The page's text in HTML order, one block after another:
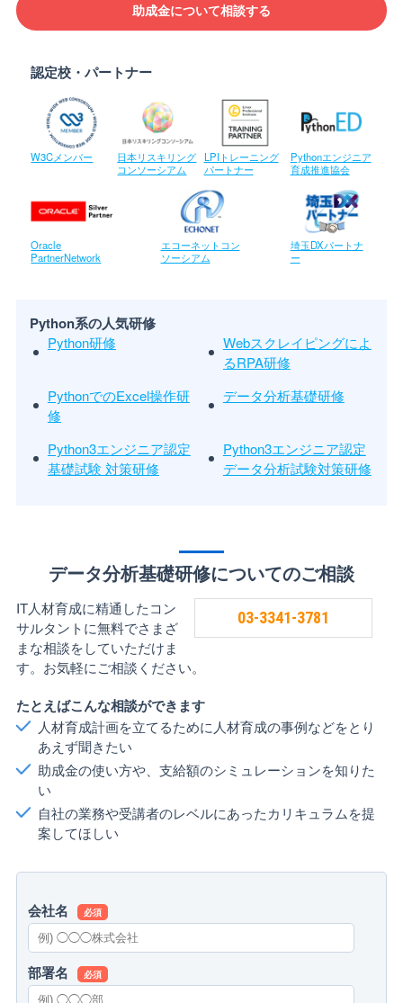
助成金について相談する
認定校・パートナー
W3Cメンバー
日本リスキリング
コンソーシアム
LPIトレーニング
パートナー
Pythonエンジニア
育成推進協会
Oracle
PartnerNetwork
エコーネットコン
ソーシアム
埼玉DXパートナ
ー
Python系の人気研修
Python研修
Webスクレイピングによ
るRPA研修
PythonでのExcel操作研
修
データ分析基礎研修
Python3エンジニア認定
基礎試験 対策研修
Python3エンジニア認定
データ分析試験対策研修
データ分析基礎研修についてのご相談
03-3341-3781
IT人材育成に精通したコン
サルタントに無料でさまざ
まな相談をしていただけま
す。お気軽にご相談ください。
たとえばこんな相談ができます
人材育成計画を立てるために人材育成の事例などをとり
あえず聞きたい
助成金の使い方や、支給額のシミュレーションを知りた
い
自社の業務や受講者のレベルにあったカリキュラムを提
案してほしい
会社名 必須
部署名 必須